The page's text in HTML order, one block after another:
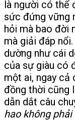
là người có thể
sức đứng vững
hỏi mà bao đời
mà giải đáp
dường như cái
của sự giàu có
một ai, ngay cả
đồng thời cũng
dẫn dắt câu
hao không